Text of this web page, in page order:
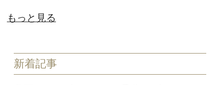
もっと見る
新着記事